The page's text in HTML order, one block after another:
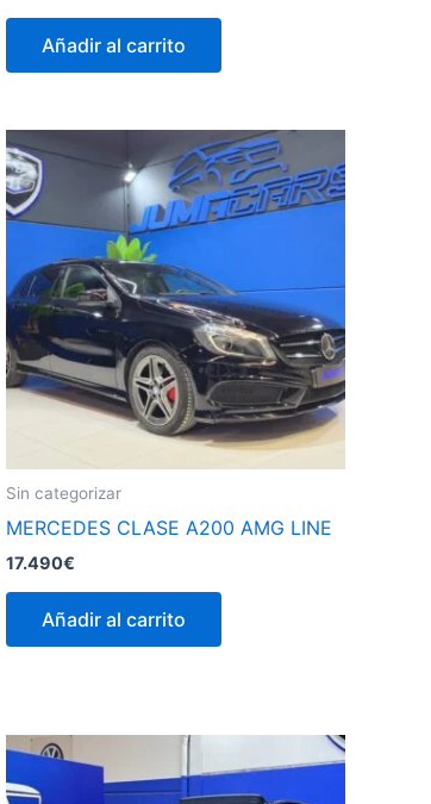
Añadir al carrito
Sin categorizar
MERCEDES CLASE A200 AMG LINE
17.490€
Añadir al carrito